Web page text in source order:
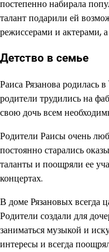
постепенно набирала
талант подарили ей
режиссерами и актерами,
Детство в семье
Раиса Рязанова родилась
родители трудились на
свою дочь всем
Родители Раисы очень
постоянно старались
таланты и поощряли ее
концертах.
В доме Рязановых всегда
Родители создали для
заниматься музыкой и
интересы и всегда